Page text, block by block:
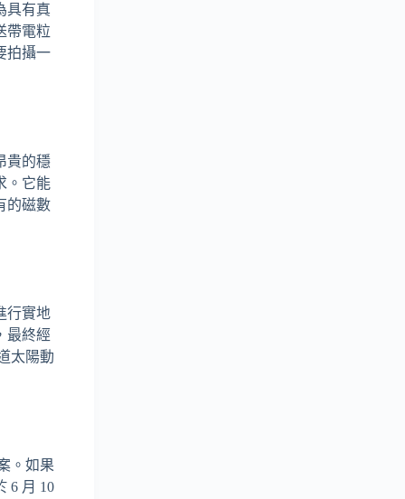
具有真
帶電粒
拍攝一
貴的穩
。它能
的磁數
行實地
最終經
太陽動
。如果
6 月 10